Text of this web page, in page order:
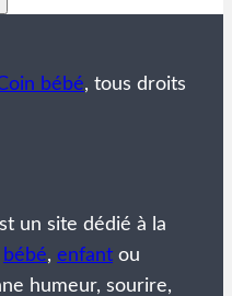
bébé, tous droits
un site dédié à la
bébé, enfant ou
humeur, sourire,